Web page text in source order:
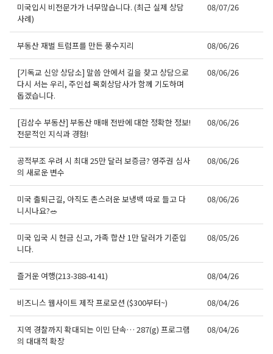
미국입시 비전문가가 너무많습니다. (최근 실제 상담
사례)
08/07/26
부동산 재벌 트럼프를 만든 풍수지리 08/06/26
[기독교 신앙 상담소] 말씀 안에서 길을 찾고 상담으로
다시 서는 우리, 주인섭 목회상담사가 함께 기도하며
돕겠습니다.
08/06/26
[김삼수 부동산] 부동산 매매 전반에 대한 정확한 정보!
전문적인 지식과 경험!
08/06/26
공적부조 우려 시 최대 25만 달러 보증금? 영주권 심사
의 새로운 변수
08/06/26
미국 출퇴근길, 아직도 촌스러운 보냉백 따로 들고 다
니시나요?🥗
08/06/26
미국 입국 시 현금 신고, 가족 합산 1만 달러가 기준입
니다.
08/05/26
즐거운 여행(213-388-4141) 08/04/26
비즈니스 웹사이트 제작 프로모션 ($300부터~) 08/04/26
지역 경찰까지 확대되는 이민 단속… 287(g) 프로그램
의 대대적 확장
08/04/26
오레곤K 뉴스레터 구독
매주 오레곤K 뉴스레터를 통해 다양한 로컬소식과
오레곤 한인 사회 정보를 받아보실수 있습니다.
Email